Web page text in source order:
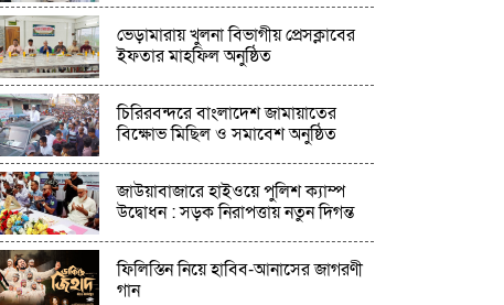
ভেড়ামারায় খুলনা বিভাগীয় প্রেসক্লাবের
ইফতার মাহফিল অনুষ্ঠিত
চিরিরবন্দরে বাংলাদেশ জামায়াতের
বিক্ষোভ মিছিল ও সমাবেশ অনুষ্ঠিত
জাউয়াবাজারে হাইওয়ে পুলিশ ক্যাম্প
উদ্বোধন : সড়ক নিরাপত্তায় নতুন দিগন্ত
ফিলিস্তিন নিয়ে হাবিব-আনাসের জাগরণী
গান